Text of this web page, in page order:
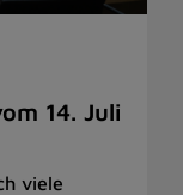
14. Juli
viele